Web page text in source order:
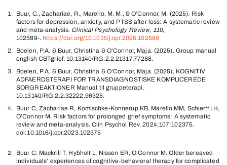
Buur, C., Zachariae, R., Marello, M. M., & O’Connor, M. (2025). Risk
factors for depression, anxiety, and PTSS after loss: A systematic review
and meta-analysis. Clinical Psychology Review, 119,
102589-. https://doi.org/10.1016/j.cpr.2025.102589
Boelen, P.A. & Buur, Christina & O’Connor, Maja. (2025). Group manual
english CBTgrief. 10.13140/RG.2.2.21317.77288.
Boelen, P.A. & Buur, Christina & O’Connor, Maja. (2025). KOGNITIV
ADFAERDSTERAPI FOR TRANSDIAGNOSTISKE KOMPLICEREDE
SORGREAKTIONER Manual til gruppeterapi.
10.13140/RG.2.2.32222.96325.
Buur C, Zachariae R, Komischke-Konnerup KB, Marello MM, Schierff LH,
O’Connor M. Risk factors for prolonged grief symptoms: A systematic
review and meta-analysis. Clin Psychol Rev. 2024;107:102375.
doi:10.1016/j.cpr.2023.102375
Buur C, Mackrill T, Hybholt L, Nissen ER, O’Connor M. Older bereaved
individuals’ experiences of cognitive-behavioral therapy for complicated